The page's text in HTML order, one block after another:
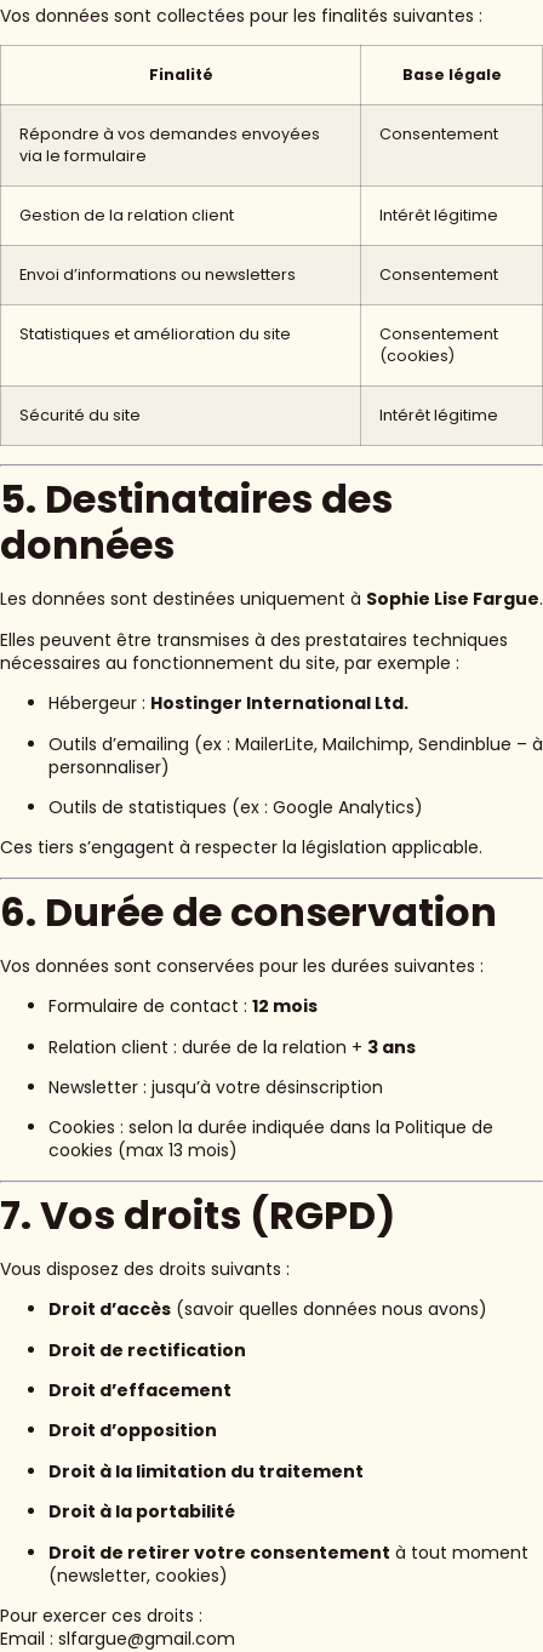
Vos données sont collectées pour les finalités suivantes :
Finalité Base légale
Répondre à vos demandes envoyées
via le formulaire
Consentement
Gestion de la relation client Intérêt légitime
Envoi d’informations ou newsletters Consentement
Statistiques et amélioration du site
Consentement
(cookies)
Sécurité du site Intérêt légitime
5. Destinataires des
données
Les données sont destinées uniquement à Sophie Lise Fargue.
Elles peuvent être transmises à des prestataires techniques
nécessaires au fonctionnement du site, par exemple :
Hébergeur : Hostinger International Ltd.
Outils d’emailing (ex : MailerLite, Mailchimp, Sendinblue – à
personnaliser)
Outils de statistiques (ex : Google Analytics)
Ces tiers s’engagent à respecter la législation applicable.
6. Durée de conservation
Vos données sont conservées pour les durées suivantes :
Formulaire de contact : 12 mois
Relation client : durée de la relation + 3 ans
Newsletter : jusqu’à votre désinscription
Cookies : selon la durée indiquée dans la Politique de
cookies (max 13 mois)
7. Vos droits (RGPD)
Vous disposez des droits suivants :
Droit d’accès (savoir quelles données nous avons)
Droit de rectification
Droit d’effacement
Droit d’opposition
Droit à la limitation du traitement
Droit à la portabilité
Droit de retirer votre consentement à tout moment
(newsletter, cookies)
Pour exercer ces droits :
Email : slfargue@gmail.com